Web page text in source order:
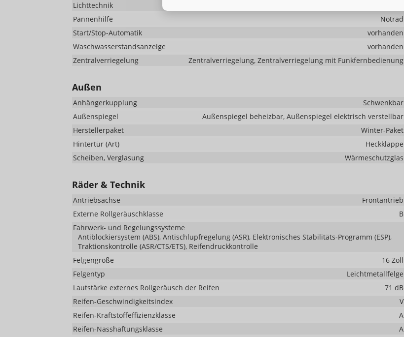
Lichttechnik
Pannenhilfe
Notrad
Start/Stop-Automatik
vorhanden
Waschwasserstandsanzeige
vorhanden
Zentralverriegelung
Zentralverriegelung, Zentralverriegelung mit Funkfernbedienung
Außen
Anhängerkupplung
Schwenkbar
Außenspiegel
Außenspiegel beheizbar, Außenspiegel elektrisch verstellbar
Herstellerpaket
Winter-Paket
Hintertür (Art)
Heckklappe
Scheiben, Verglasung
Wärmeschutzglas
Räder & Technik
Antriebsachse
Frontantrieb
Externe Rollgeräuschklasse
B
Fahrwerk- und Regelungssysteme
Antiblockiersystem (ABS), Antischlupfregelung (ASR), Elektronisches Stabilitäts-Programm (ESP),
Traktionskontrolle (ASR/CTS/ETS), Reifendruckkontrolle
Felgengröße
16 Zoll
Felgentyp
Leichtmetallfelge
Lautstärke externes Rollgeräusch der Reifen
71 dB
Reifen-Geschwindigkeitsindex
V
Reifen-Kraftstoffeffizienzklasse
A
Reifen-Nasshaftungsklasse
A